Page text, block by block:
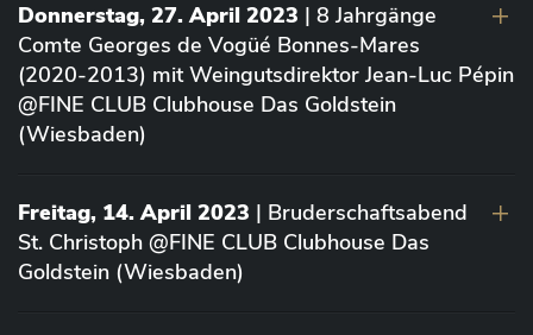
Donnerstag, 27. April 2023 | 8 Jahrgänge
Comte Georges de Vogüé Bonnes-Mares
(2020-2013) mit Weingutsdirektor Jean-Luc Pépin
@FINE CLUB Clubhouse Das Goldstein
(Wiesbaden)
Freitag, 14. April 2023 | Bruderschaftsabend
St. Christoph @FINE CLUB Clubhouse Das
Goldstein (Wiesbaden)